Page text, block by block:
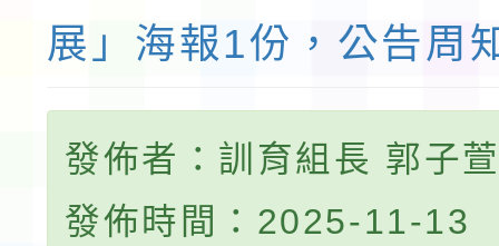
展」海報1份，公告周
發佈者：訓育組長 郭子
發佈時間：2025-11-13